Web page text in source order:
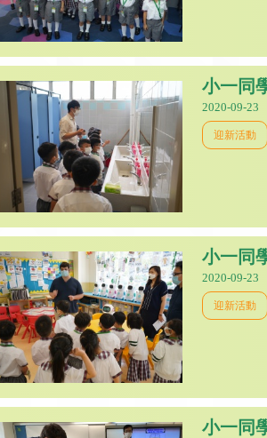
小一同
2020-09-23
迎新活動
小一同
2020-09-23
迎新活動
小一同